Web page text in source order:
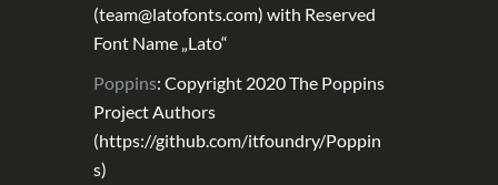
(team@latofonts.com) with Reserved
Font Name „Lato“
Poppins: Copyright 2020 The Poppins
Project Authors
(https://github.com/itfoundry/Poppin
s)